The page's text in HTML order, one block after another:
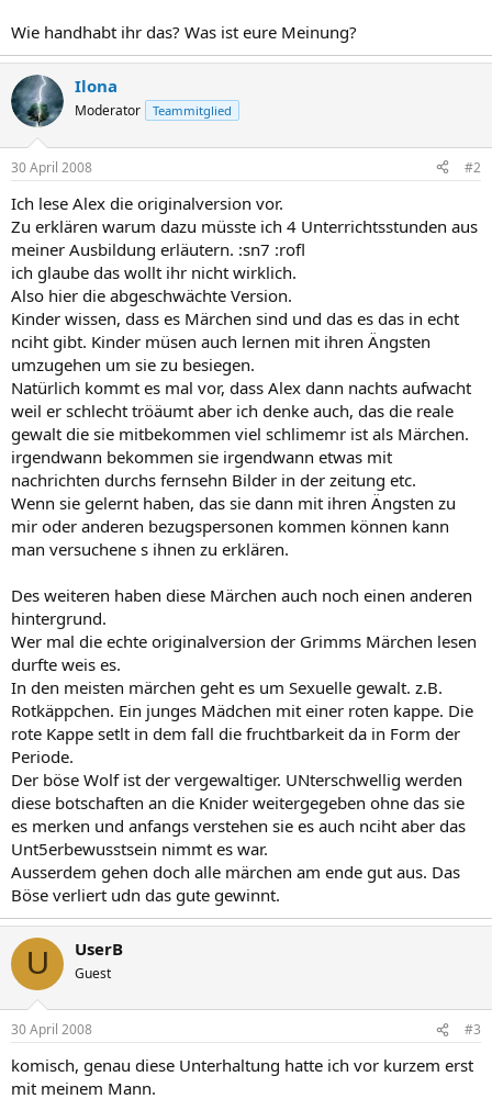
des Kindes ist dann befriedigt. Und das ist ein großer Wert des
Volksmärchens, dass das Kind sich erst ängstigt und dann
herausfindet, dass die Angst unnötig war, oder unbegründet war.
Wenn Dich das Thema interessiert - und es IST ein interessantes
Thema! -, dann empfehle ich Dir das Buch"Kinder brauchen
Märchen". Es ist so populär, dass Du es sicherlich in jeder
einigermaßen gut sortierten öffentlichen Bücherei finden dürftest
(und im Buchladen allemal).
Wie handhabt ihr das? Was ist eure Meinung?
Ilona
Moderator Teammitglied
30 April 2008 #2
Ich lese Alex die originalversion vor.
Zu erklären warum dazu müsste ich 4 Unterrichtsstunden aus
meiner Ausbildung erläutern. :sn7 :rofl
ich glaube das wollt ihr nicht wirklich.
Also hier die abgeschwächte Version.
Kinder wissen, dass es Märchen sind und das es das in echt
nciht gibt. Kinder müsen auch lernen mit ihren Ängsten
umzugehen um sie zu besiegen.
Natürlich kommt es mal vor, dass Alex dann nachts aufwacht
weil er schlecht tröäumt aber ich denke auch, das die reale
gewalt die sie mitbekommen viel schlimemr ist als Märchen.
irgendwann bekommen sie irgendwann etwas mit
nachrichten durchs fernsehn Bilder in der zeitung etc.
Wenn sie gelernt haben, das sie dann mit ihren Ängsten zu
mir oder anderen bezugspersonen kommen können kann
man versuchene s ihnen zu erklären.
Des weiteren haben diese Märchen auch noch einen anderen
hintergrund.
Wer mal die echte originalversion der Grimms Märchen lesen
durfte weis es.
In den meisten märchen geht es um Sexuelle gewalt. z.B.
Rotkäppchen. Ein junges Mädchen mit einer roten kappe. Die
rote Kappe setlt in dem fall die fruchtbarkeit da in Form der
Periode.
Der böse Wolf ist der vergewaltiger. UNterschwellig werden
diese botschaften an die Knider weitergegeben ohne das sie
es merken und anfangs verstehen sie es auch nciht aber das
Unt5erbewusstsein nimmt es war.
Ausserdem gehen doch alle märchen am ende gut aus. Das
Böse verliert udn das gute gewinnt.
U UserB
Guest
30 April 2008 #3
komisch, genau diese Unterhaltung hatte ich vor kurzem erst
mit meinem Mann.